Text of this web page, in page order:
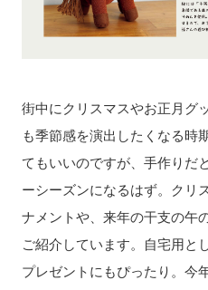
街中にクリスマスやお正月グ
も季節感を演出したくなる時
てもいいのですが、手作りだ
ーシーズンになるはず。クリ
ナメントや、来年の干支の午
ご紹介しています。自宅用と
プレゼントにもぴったり。今